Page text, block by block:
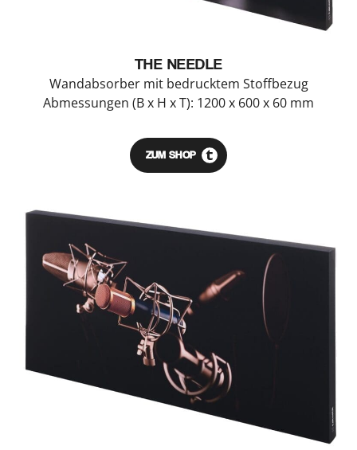
THE NEEDLE
Wandabsorber mit bedrucktem Stoffbezug
Abmessungen (B x H x T): 1200 x 600 x 60 mm
ZUM SHOP